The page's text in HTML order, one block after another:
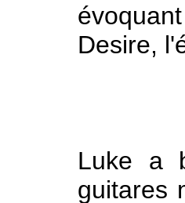
Desire
Luke a
guitares